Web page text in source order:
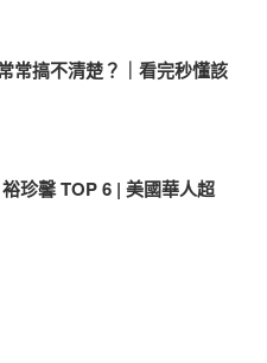
常搞不清楚？｜看完秒懂該
珍馨 TOP 6 | 美國華人超